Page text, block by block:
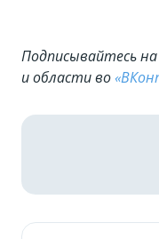
Подписывайтесь
и области во